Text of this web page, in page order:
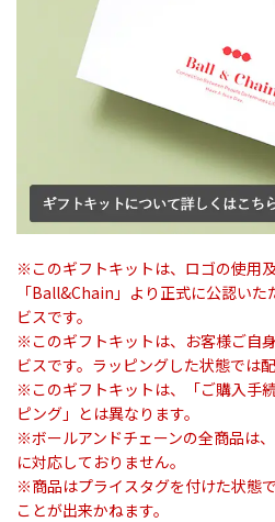
※このギフトキットは、ロゴの使用
「Ball&Chain」より正式に公認い
ビスです。
※このギフトキットは、お客様ご自
ビスです。ラッピングした状態では
※このギフトキットは、「ご購入手
ピング」とは異なります。
※ボールアンドチェーンの全商品は
に対応しておりません。
※商品はプライスタグを付けた状態
ことが出来かねます。